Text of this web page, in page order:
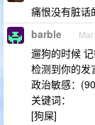
痛恨没有脏话
barble
遛狗的时候
检测到你的发
政治敏感：
关键词：
[狗屎]